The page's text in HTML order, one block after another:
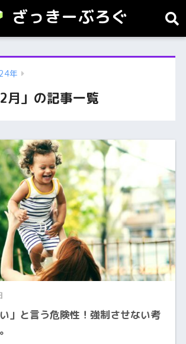
ざっきーぶろぐ
年
月」の記事一覧
」と言う危険性！強制させない考